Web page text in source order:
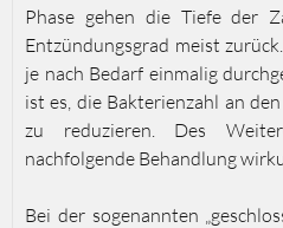
Phase gehen die Tiefe der
Entzündungsgrad meist
je nach Bedarf einmalig
ist es, die Bakterienzahl an
zu reduzieren. Des
nachfolgende Behandlung
Bei der sogenannten